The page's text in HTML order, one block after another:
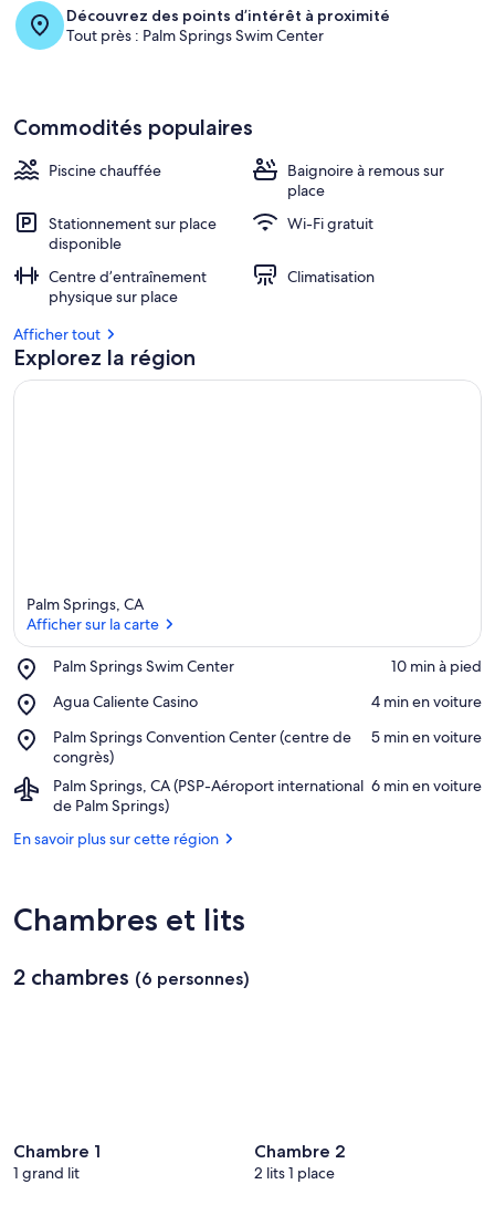
Découvrez des points d’intérêt à proximité
Tout près : Palm Springs Swim Center
Commodités populaires
Piscine chauffée
Baignoire à remous sur
place
Stationnement sur place
disponible
Wi-Fi gratuit
Centre d’entraînement
physique sur place
Climatisation
Afficher tout
Explorez la région
Palm Springs, CA
Afficher sur la carte
Palm Springs Swim Center
Place,
Springs
Center
‪10 min à pied‬
Agua Caliente Casino
Place,
Caliente
Casino
‪4 min en voiture‬
Palm Springs Convention Center (centre de
congrès)
Place,
Palm
Springs
Convention
Center
(centre
‪5 min en voiture‬
Palm Springs, CA (PSP-Aéroport international
de Palm Springs)
Airport,
Palm
CA
international
de
‪6 min en voiture‬
En savoir plus sur cette région
Chambres et lits
2 chambres (6 personnes)
Chambre 1
1 grand lit
Chambre 2
2 lits 1 place